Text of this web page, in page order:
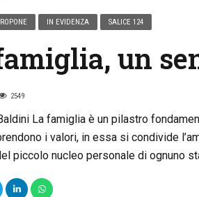
IN EVIDENZA SALICE 124
un
2549
La famiglia è un pilastro
i valori, in essa si condivide
piccolo nucleo personale di ognuno